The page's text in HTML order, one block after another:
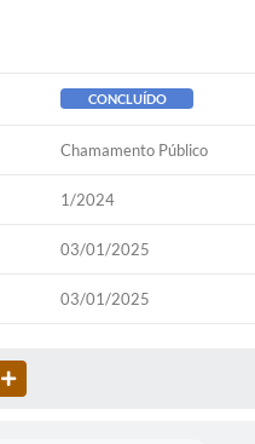
CONCLUÍDO
Chamamento Público
1/2024
03/01/2025
03/01/2025